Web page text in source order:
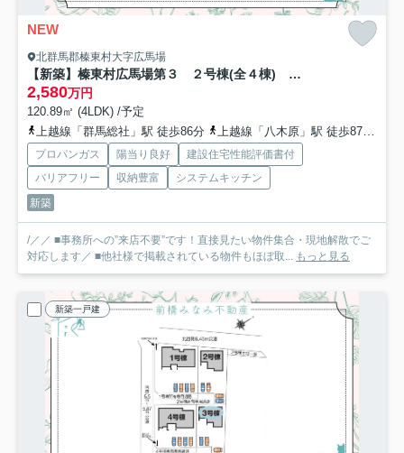
NEW
北群馬郡榛東村大字広馬場
【新築】榛東村広馬場第３ ２号棟(全４棟) クリエートの家 新築建売分譲
2,580万円
120.89㎡ (4LDK) /予定
上越線「群馬総社」駅 徒歩86分
上越線「八木原」駅 徒歩87分
プロパンガス 陽当り良好
建設住宅性能評価書付
バリアフリー
収納豊富
システムキッチン
新築
/／／ ■事務所への”来店不要”です！直接見たい物件集合・現地解散でご
対応します／ ■他社様で掲載されている物件もほぼ取... もっと見る
新築一戸建